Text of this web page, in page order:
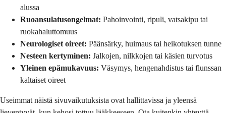
alussa
Ruoansulatusongelmat: Pahoinvointi, ripuli, vatsakipu tai
ruokahaluttomuus
Neurologiset oireet: Päänsärky, huimaus tai heikotuksen tunne
Nesteen kertyminen: Jalkojen, nilkkojen tai käsien turvotus
Yleinen epämukavuus: Väsymys, hengenahdistus tai flunssan
kaltaiset oireet
Useimmat näistä sivuvaikutuksista ovat hallittavissa ja yleensä